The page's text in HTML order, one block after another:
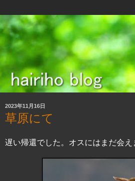
2023年11月16日
草原にて
遅い帰還でした。オスにはまだ会え